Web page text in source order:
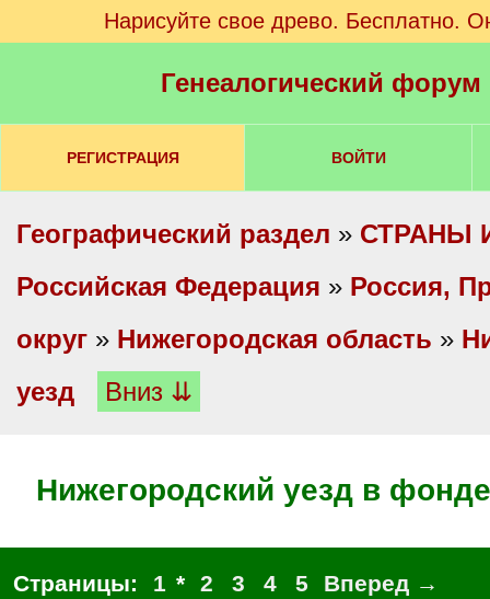
Нарисуйте свое древо. Бесплатно.
Генеалогический
РЕГИСТРАЦИЯ ВОЙТИ
Географический раздел » СТРАНЫ
Российская Федерация » Россия,
округ » Нижегородская область »
уезд
Вниз ⇊
Нижегородский уезд в
Страницы: 1 * 2 3 4 5 Вперед →